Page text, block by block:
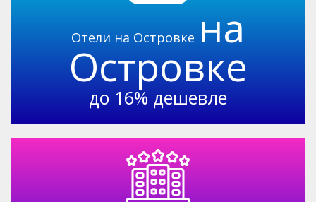
Отели на Островке на
Островке
до 16% дешевле